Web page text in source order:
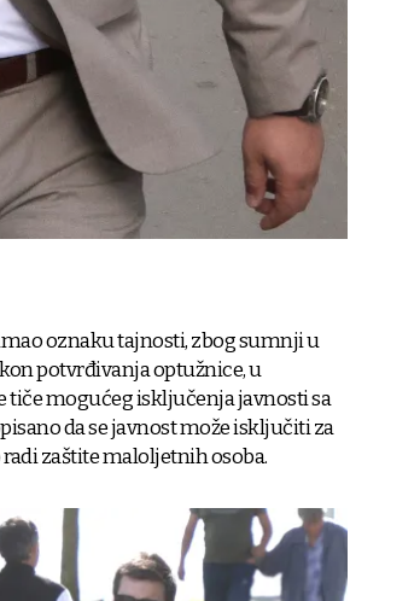
oznaku tajnosti, zbog sumnji u
potvrđivanja optužnice, u
tiče mogućeg isključenja javnosti sa
da se javnost može isključiti za
zaštite maloljetnih osoba.